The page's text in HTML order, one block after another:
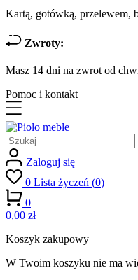
Kartą, gotówką, przelewem,
Zwroty:
Masz 14 dni na zwrot od
Pomoc i kontakt
Zaloguj się
0 Lista życzeń (0)
0
0,00 zł
Koszyk zakupowy
W Twoim koszyku nie ma